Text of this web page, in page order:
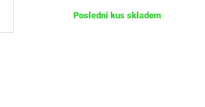
Poslední kus skladem